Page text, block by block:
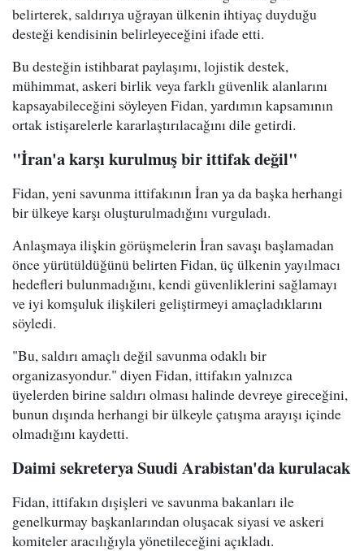
belirterek, saldırıya uğrayan ülkenin ihtiyaç duyduğu
desteği kendisinin belirleyeceğini ifade etti.
Bu desteğin istihbarat paylaşımı, lojistik destek,
mühimmat, askeri birlik veya farklı güvenlik alanlarını
kapsayabileceğini söyleyen Fidan, yardımın kapsamının
ortak istişarelerle kararlaştırılacağını dile getirdi.
"İran'a karşı kurulmuş bir ittifak değil"
Fidan, yeni savunma ittifakının İran ya da başka herhangi
bir ülkeye karşı oluşturulmadığını vurguladı.
Anlaşmaya ilişkin görüşmelerin İran savaşı başlamadan
önce yürütüldüğünü belirten Fidan, üç ülkenin yayılmacı
hedefleri bulunmadığını, kendi güvenliklerini sağlamayı
ve iyi komşuluk ilişkileri geliştirmeyi amaçladıklarını
söyledi.
"Bu, saldırı amaçlı değil savunma odaklı bir
organizasyondur." diyen Fidan, ittifakın yalnızca
üyelerden birine saldırı olması halinde devreye gireceğini,
bunun dışında herhangi bir ülkeyle çatışma arayışı içinde
olmadığını kaydetti.
Daimi sekreterya Suudi Arabistan'da kurulacak
Fidan, ittifakın dışişleri ve savunma bakanları ile
genelkurmay başkanlarından oluşacak siyasi ve askeri
komiteler aracılığıyla yönetileceğini açıkladı.